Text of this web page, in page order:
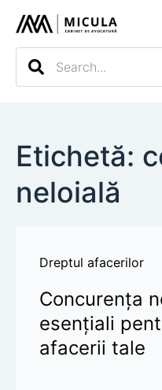
Etichetă:
neloială
Dreptul afacerilor
Concurența
esențiali
afacerii tale